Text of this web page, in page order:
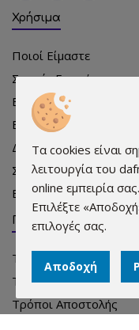
Χρήσιμα
Ποιοί Είμαστε
Συχνές Ερωτήσεις
Εκδηλώσεις
Εκπρόσωποι
Διαφήμιση
Σημεία πώλησης
Επικοινωνία
Πληροφορίες
Τρόποι Παραγγελίας
Τρόποι Πληρωμής
Τρόποι Αποστολής
Τα cookies είναι
λειτουργία του
online εμπειρία σας.
Επιλέξτε
επιλογές σας.
Αποδοχή